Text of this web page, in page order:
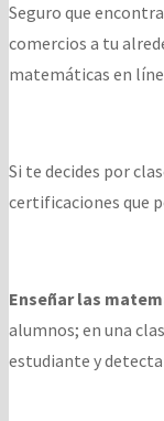
Seguro que
comercios a tu
matemáticas en
Si te decides por
certificaciones que
Enseñar las
alumnos; en una
estudiante y